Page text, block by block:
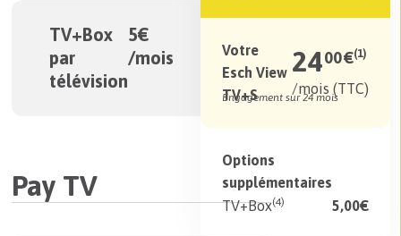
TV+Box
par
télévision
5€
/mois
Pay TV
Votre
Esch View
TV+S
2400€(1)
/mois (TTC)
Engagement sur 24 mois
Options
supplémentaires
TV+Box(4) 5,00€